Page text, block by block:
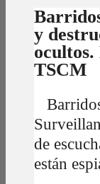
y
ocultos.
TSCM
de
están